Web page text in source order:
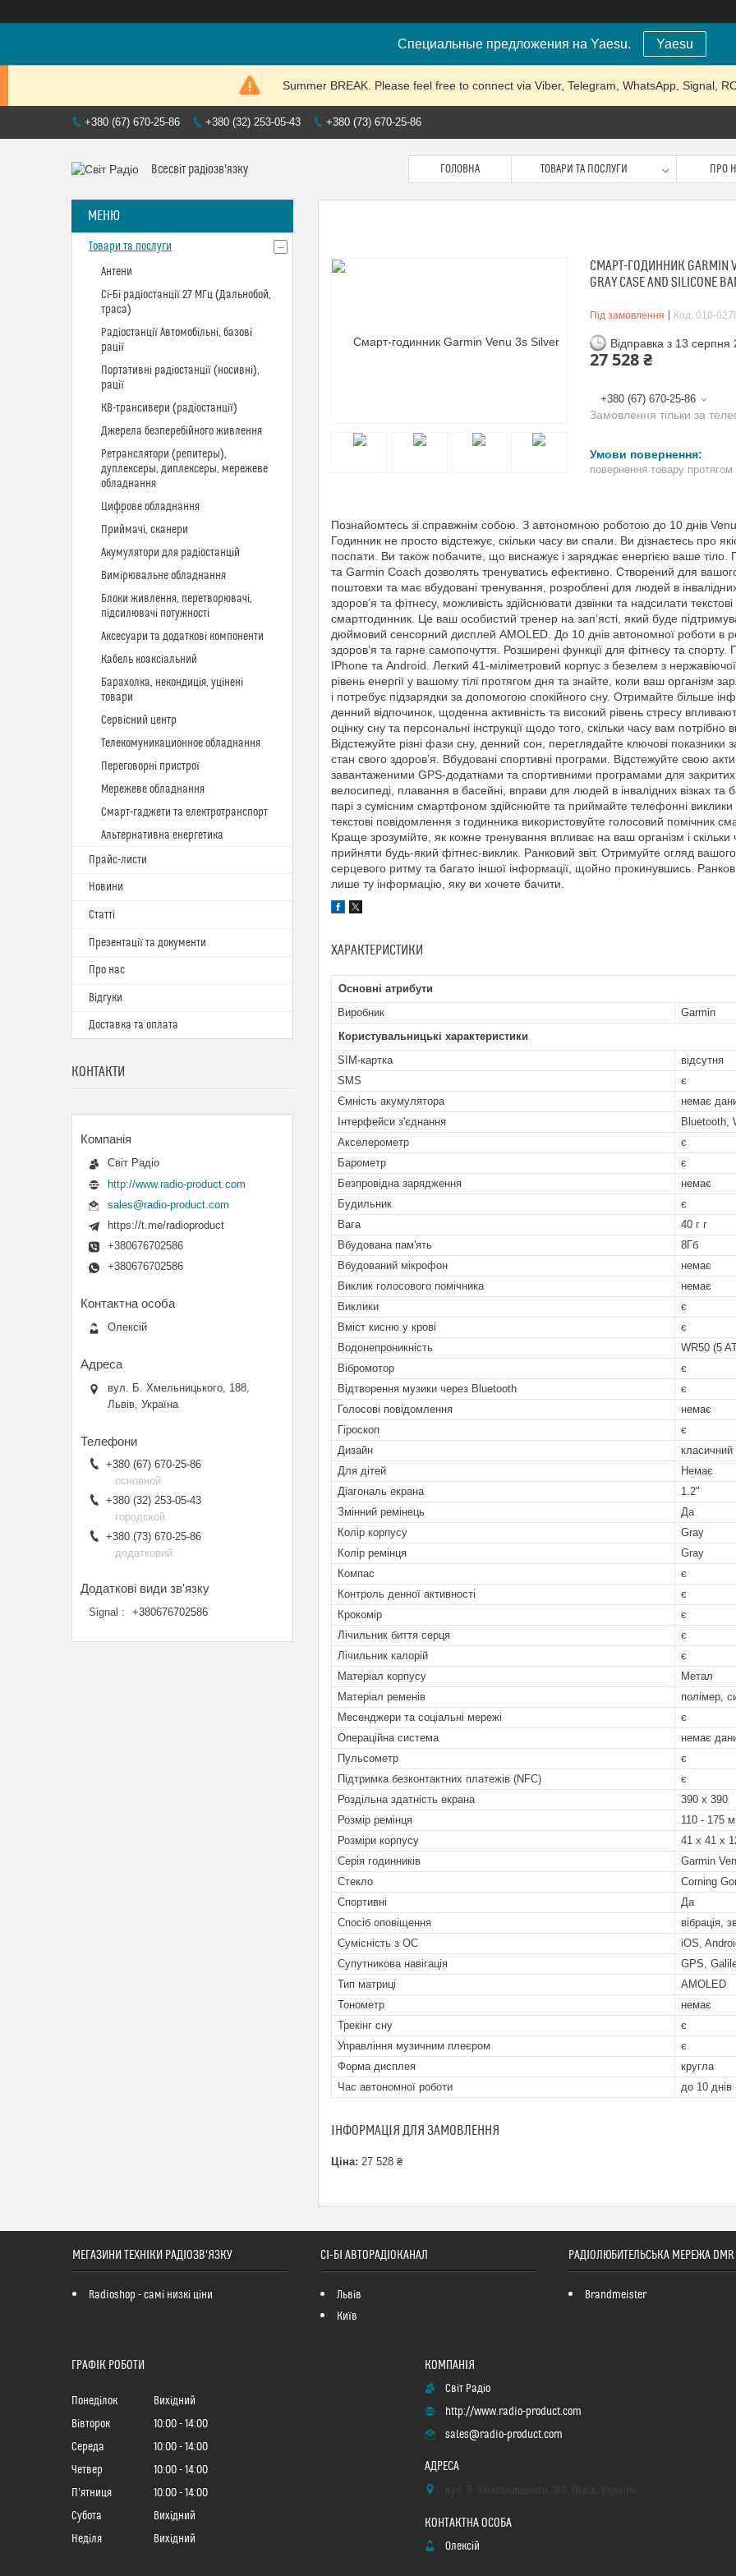
Специальные предложения на Yaesu. Yaesu
Summer BREAK. Please feel free to connect via Viber, Telegram, WhatsApp, Signal,
+380 (67) 670-25-86 +380 (32) 253-05-43 +380 (73) 670-25-86
Всесвіт радіозв'язку ГОЛОВНА ТОВАРИ ТА ПОСЛУГИ ПРО
СМАРТ-ГОДИННИК GARMIN
GRAY CASE AND SILICONE
Під замовлення Код: 010-
Відправка з 13 серпня
27 528 ₴
+380 (67) 670-25-86
Замовлення тільки за
повернення товару протягом
Познайомтесь зі справжнім собою. З автономною роботою до 10 днів Venu
Годинник не просто відстежує, скільки часу ви спали. Ви дізнаєтесь про
поспати. Ви також побачите, що виснажує і заряджає енергією ваше тіло.
та Garmin Coach дозволять тренуватись ефективно. Створений для
поштовхи та має вбудовані тренування, розроблені для людей в
здоров’я та фітнесу, можливість здійснювати дзвінки та надсилати
смартгодинник. Це ваш особистий тренер на зап’ясті, який буде
дюймовий сенсорний дисплей AMOLED. До 10 днів автономної роботи в
здоров’я та гарне самопочуття. Розширені функції для фітнесу та
IPhone та Android. Легкий 41-міліметровий корпус з безелем з
рівень енергії у вашому тілі протягом дня та знайте, коли ваш організм
і потребує підзарядки за допомогою спокійного сну. Отримайте більше
денний відпочинок, щоденна активність та високий рівень стресу
оцінку сну та персональні інструкції щодо того, скільки часу вам
Відстежуйте різні фази сну, денний сон, переглядайте ключові показники
стан свого здоров’я. Вбудовані спортивні програми. Відстежуйте свою
завантаженими GPS-додатками та спортивними програмами для
велосипеді, плавання в басейні, вправи для людей в інвалідних візках
парі з сумісним смартфоном здійснюйте та приймайте телефонні
текстові повідомлення з годинника використовуйте голосовий помічник
Краще зрозумійте, як кожне тренування впливає на ваш організм і
прийняти будь-який фітнес-виклик. Ранковий звіт. Отримуйте огляд
серцевого ритму та багато іншої інформації, щойно прокинувшись.
лише ту інформацію, яку ви хочете бачити.
ХАРАКТЕРИСТИКИ
Основні атрибути
Виробник
Garmin
Користувальницькі характеристики
SIM-картка
відсутня
SMS
є
Ємність акумулятора
немає
Інтерфейси з'єднання
Bluetooth,
Акселерометр
є
Барометр
є
Безпровідна зарядження
немає
Будильник
є
Вага
40 г г
Вбудована пам'ять
8Гб
Вбудований мікрофон
немає
Виклик голосового помічника
немає
Виклики
є
Вміст кисню у крові
є
Водонепроникність
WR50 (5
Вібромотор
є
Відтворення музики через Bluetooth
є
Голосові повідомлення
немає
Гіроскоп
є
Дизайн
класичний
Для дітей
Немає
Діагональ екрана
1.2"
Змінний ремінець
Да
Колір корпусу
Gray
Колір ремінця
Gray
Компас
є
Контроль денної активності
є
Крокомір
є
Лічильник биття серця
є
Лічильник калорій
є
Матеріал корпусу
Метал
Матеріал ременів
полімер,
Месенджери та соціальні мережі
є
Операційна система
немає
Пульсометр
є
Підтримка безконтактних платежів (NFC)
є
Роздільна здатність екрана
390 х 390
Розмір ремінця
110 - 175
Розміри корпусу
41 х 41 х
Серія годинників
Garmin
Стекло
Corning
Спортивні
Да
Спосіб оповіщення
вібрація,
Сумісність з ОС
iOS,
Супутникова навігація
GPS,
Тип матриці
AMOLED
Тонометр
немає
Трекінг сну
є
Управління музичним плеєром
є
Форма дисплея
кругла
Час автономної роботи
до 10 днів
ІНФОРМАЦІЯ ДЛЯ ЗАМОВЛЕННЯ
Ціна: 27 528 ₴
Товари та послуги
Антени
Сі-Бі радіостанції 27 МГц (Дальнобой,
траса)
Радіостанції Автомобільні, базові
рації
Портативні радіостанції (носивні),
рації
КВ-трансивери (радіостанції)
Джерела безперебійного живлення
Ретранслятори (репитеры),
дуплексеры, диплексеры, мережеве
обладнання
Цифрове обладнання
Приймачі, сканери
Акумулятори для радіостанцій
Вимірювальне обладнання
Блоки живлення, перетворювачі,
підсилювачі потужності
Аксесуари та додаткові компоненти
Кабель коаксіальний
Барахолка, некондиція, уцінені
товари
Сервісний центр
Телекомуникационное обладнання
Переговорні пристрої
Мережеве обладнання
Смарт-гаджети та електротранспорт
Альтернативна енергетика
Прайс-листи
Новини
Статті
Презентації та документи
Про нас
Відгуки
Доставка та оплата
КОНТАКТИ
Світ Радіо
http://www.radio-product.com
sales@radio-product.com
https://t.me/radioproduct
+380676702586
+380676702586
Олексій
вул. Б. Хмельницького, 188,
Львів, Україна
+380 (67) 670-25-86
основной
+380 (32) 253-05-43
городской
+380 (73) 670-25-86
додатковий
Signal +380676702586
МЕГАЗИНИ ТЕХНІКИ РАДІОЗВ'ЯЗКУ
Radioshop - самі низкі ціни
СІ-БІ АВТОРАДІОКАНАЛ
Львів
Київ
РАДІОЛЮБИТЕЛЬСЬКА МЕРЕЖА DMR
Brandmeister
ГРАФІК РОБОТИ
Понеділок
Вихідний
Вівторок
10:00
14:00
Середа
10:00
14:00
Четвер
10:00
14:00
Пʼятниця
10:00
14:00
Субота
Вихідний
Неділя
Вихідний
Світ Радіо
http://www.radio-product.com
sales@radio-product.com
Олексій